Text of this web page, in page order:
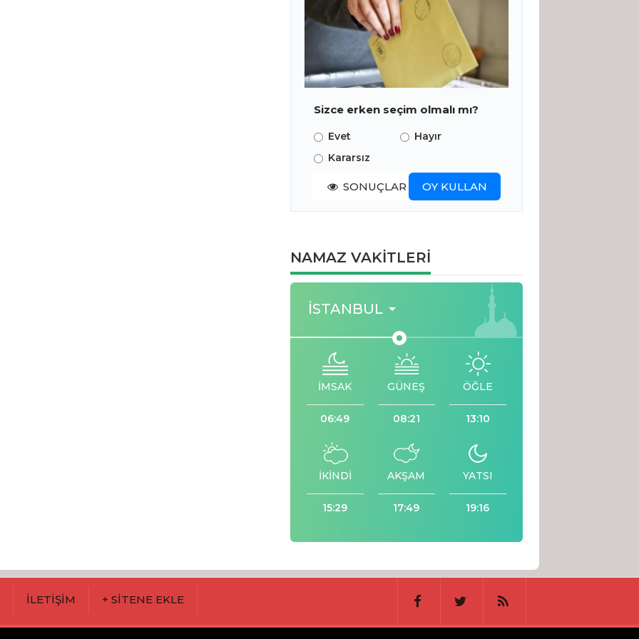
Sizce erken seçim olmalı mı?
Evet
Hayır
Kararsız
SONUÇLAR OY KULLAN
NAMAZ VAKİTLERİ
İSTANBUL
İMSAK
06:49
GÜNEŞ
08:21
ÖĞLE
13:10
İKİNDİ
15:29
AKŞAM
17:49
YATSI
19:16
İLETİŞİM + SİTENE EKLE